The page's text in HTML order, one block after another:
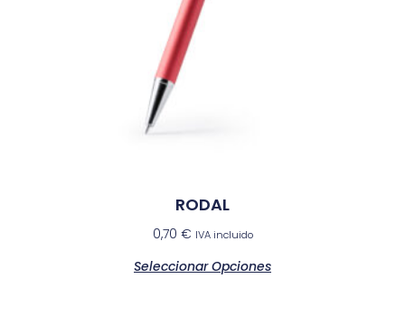
RODAL
0,70 € IVA incluido
Seleccionar Opciones